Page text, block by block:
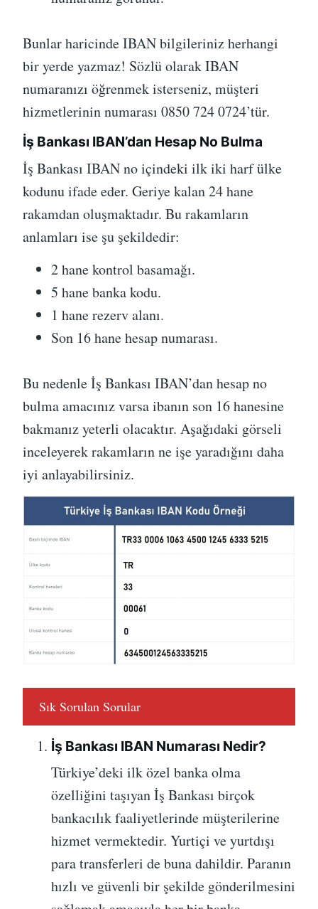
Bunlar haricinde IBAN bilgileriniz herhangi
bir yerde yazmaz! Sözlü olarak IBAN
numaranızı öğrenmek isterseniz, müşteri
hizmetlerinin numarası 0850 724 0724’tür.
İş Bankası IBAN’dan Hesap No Bulma
İş Bankası IBAN no içindeki ilk iki harf ülke
kodunu ifade eder. Geriye kalan 24 hane
rakamdan oluşmaktadır. Bu rakamların
anlamları ise şu şekildedir:
2 hane kontrol basamağı.
5 hane banka kodu.
1 hane rezerv alanı.
Son 16 hane hesap numarası.
Bu nedenle İş Bankası IBAN’dan hesap no
bulma amacınız varsa ibanın son 16 hanesine
bakmanız yeterli olacaktır. Aşağıdaki görseli
inceleyerek rakamların ne işe yaradığını daha
iyi anlayabilirsiniz.
Sık Sorulan Sorular
İş Bankası IBAN Numarası Nedir?
Türkiye’deki ilk özel banka olma
özelliğini taşıyan İş Bankası birçok
bankacılık faaliyetlerinde müşterilerine
hizmet vermektedir. Yurtiçi ve yurtdışı
para transferleri de buna dahildir. Paranın
hızlı ve güvenli bir şekilde gönderilmesini